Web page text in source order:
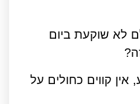
לא שוקעת ביום
קווים כחולים על